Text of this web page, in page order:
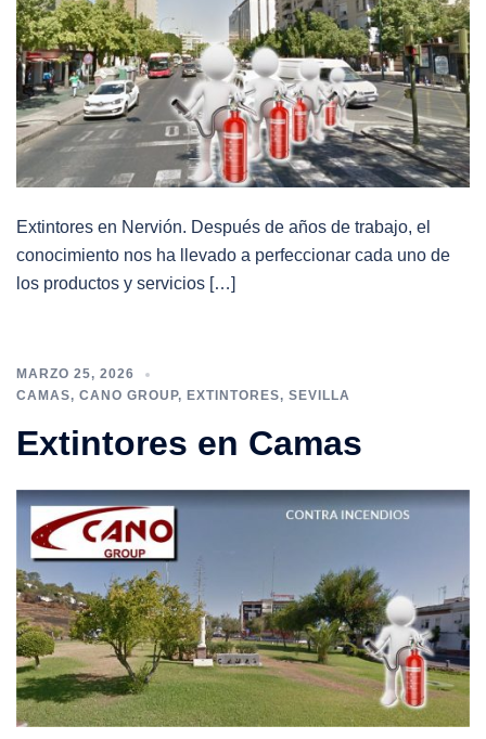
Extintores en Nervión. Después de años de trabajo, el
conocimiento nos ha llevado a perfeccionar cada uno de
los productos y servicios […]
MARZO 25, 2026
CAMAS, CANO GROUP, EXTINTORES, SEVILLA
Extintores en Camas